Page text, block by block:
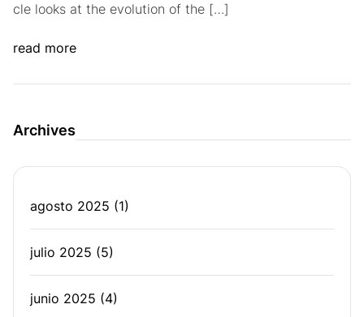
cle looks at the evolution of the […]
read more
Archives
agosto 2025 (1)
julio 2025 (5)
junio 2025 (4)